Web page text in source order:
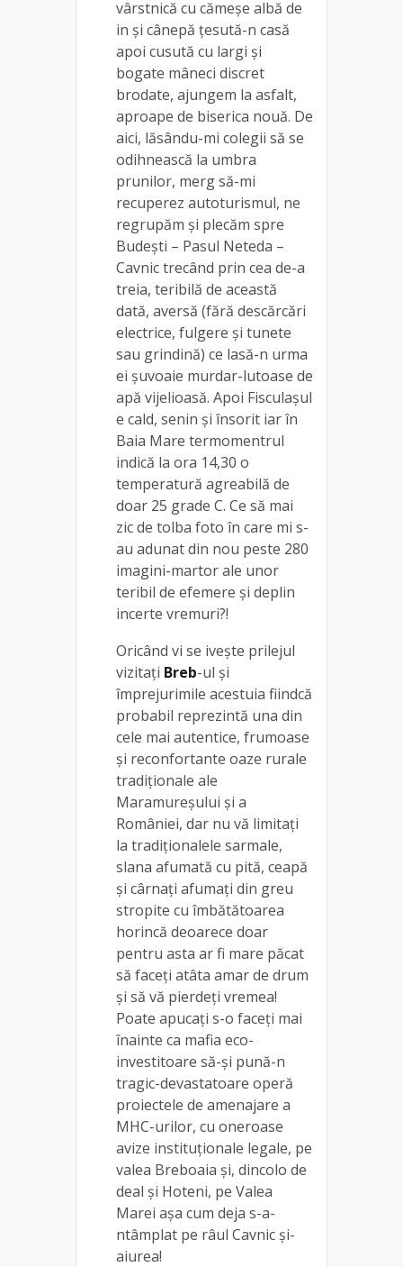
vârstnică cu cămeșe albă de
in și cânepă țesută-n casă
apoi cusută cu largi și
bogate mâneci discret
brodate, ajungem la asfalt,
aproape de biserica nouă. De
aici, lăsându-mi colegii să se
odihnească la umbra
prunilor, merg să-mi
recuperez autoturismul, ne
regrupăm și plecăm spre
Budești – Pasul Neteda –
Cavnic trecând prin cea de-a
treia, teribilă de această
dată, aversă (fără descărcări
electrice, fulgere și tunete
sau grindină) ce lasă-n urma
ei șuvoaie murdar-lutoase de
apă vijelioasă. Apoi Fisculașul
e cald, senin și însorit iar în
Baia Mare termomentrul
indică la ora 14,30 o
temperatură agreabilă de
doar 25 grade C. Ce să mai
zic de tolba foto în care mi s-
au adunat din nou peste 280
imagini-martor ale unor
teribil de efemere și deplin
incerte vremuri?!
Oricând vi se ivește prilejul
vizitați Breb-ul și
împrejurimile acestuia fiindcă
probabil reprezintă una din
cele mai autentice, frumoase
și reconfortante oaze rurale
tradiționale ale
Maramureșului și a
României, dar nu vă limitați
la tradiționalele sarmale,
slana afumată cu pită, ceapă
și cârnați afumați din greu
stropite cu îmbătătoarea
horincă deoarece doar
pentru asta ar fi mare păcat
să faceți atâta amar de drum
și să vă pierdeți vremea!
Poate apucați s-o faceți mai
înainte ca mafia eco-
investitoare să-și pună-n
tragic-devastatoare operă
proiectele de amenajare a
MHC-urilor, cu oneroase
avize instituționale legale, pe
valea Breboaia și, dincolo de
deal și Hoteni, pe Valea
Marei așa cum deja s-a-
ntâmplat pe râul Cavnic și-
aiurea!